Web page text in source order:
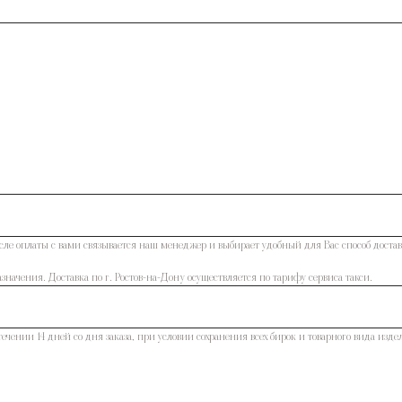
оплаты с вами связывается наш менеджер и выбирает удобный для Вас способ
Доставка по г. Ростов-на-Дону осуществляется по тарифу сервиса такси.
14 дней со дня заказа, при условии сохранения всех бирок и товарного вида